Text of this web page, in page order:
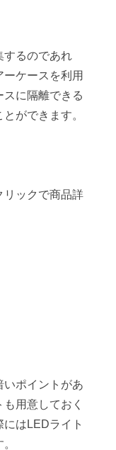
するのであれ
ケースを利用
に隔離できる
ができます。
ックで商品詳
いポイントがあ
用意しておく
はLEDライト